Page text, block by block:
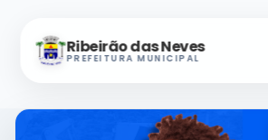
Ribeirão das Neves
PREFEITURA MUNICIPAL